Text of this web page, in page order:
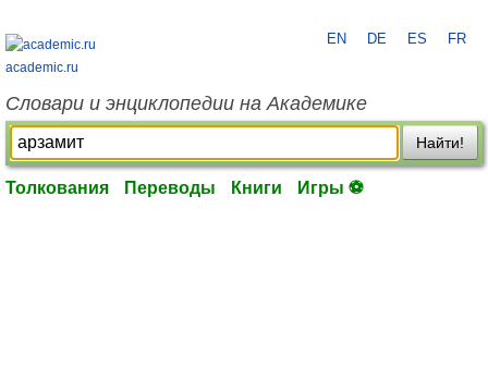
academic.ru
EN DE ES FR
Словари и энциклопедии на Академике
Найти!
Толкования Переводы Книги Игры ⚽